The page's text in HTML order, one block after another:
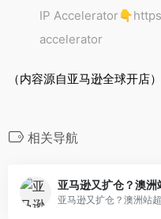
IP
accelerator
（内容源自亚马逊全球开店）
相关导航
亚马逊又扩仓？澳洲
亚马逊又扩仓？澳洲站